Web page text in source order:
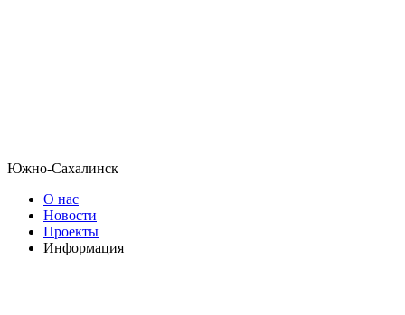
Южно-Сахалинск
О нас
Новости
Проекты
Информация